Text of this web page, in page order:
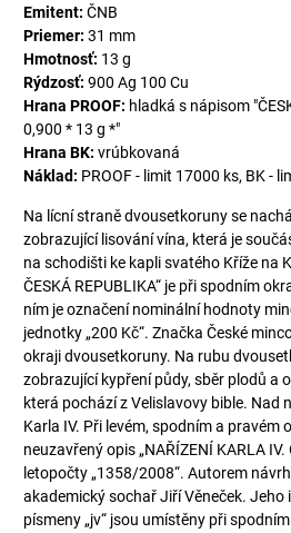
Emitent: ČNB
Priemer: 31 mm
Hmotnosť: 13 g
Rýdzosť: 900 Ag 100 Cu
Hrana PROOF: hladká s nápisom
0,900 * 13 g *"
Hrana BK: vrúbkovaná
Náklad: PROOF - limit 17000 ks, BK -
Na lícní straně dvousetkoruny se
zobrazující lisování vína, která je
na schodišti ke kapli svatého Kříže na
ČESKÁ REPUBLIKA“ je při spodním
ním je označení nominální hodnoty
jednotky „200 Kč“. Značka České
okraji dvousetkoruny. Na rubu
zobrazující kypření půdy, sběr plodů a
která pochází z Velislavovy bible. Nad
Karla IV. Při levém, spodním a pravém
neuzavřený opis „NAŘÍZENÍ KARLA IV.
letopočty „1358/2008“. Autorem
akademický sochař Jiří Věneček.
písmeny „jv“ jsou umístěny při